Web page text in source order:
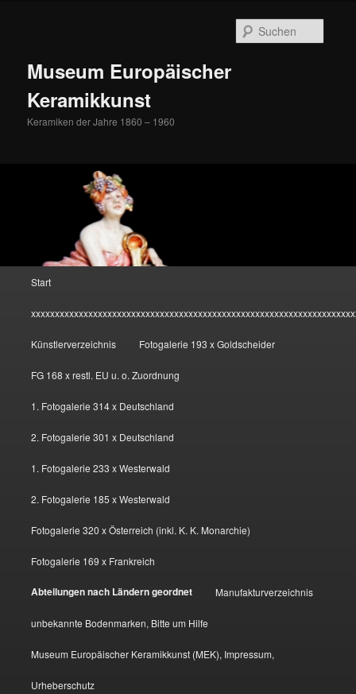
Museum Europäischer
Keramikkunst
Keramiken der Jahre 1860 – 1960
Start
Künstlerverzeichnis Fotogalerie 193 x Goldscheider
FG 168 x restl. EU u. o. Zuordnung
1. Fotogalerie 314 x Deutschland
2. Fotogalerie 301 x Deutschland
1. Fotogalerie 233 x Westerwald
2. Fotogalerie 185 x Westerwald
Fotogalerie 320 x Österreich (inkl. K. K. Monarchie)
Fotogalerie 169 x Frankreich
Abteilungen nach Ländern geordnet Manufakturverzeichnis
unbekannte Bodenmarken, Bitte um Hilfe
Museum Europäischer Keramikkunst (MEK), Impressum,
Urheberschutz